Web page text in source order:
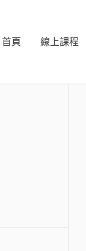
首頁 線上課程